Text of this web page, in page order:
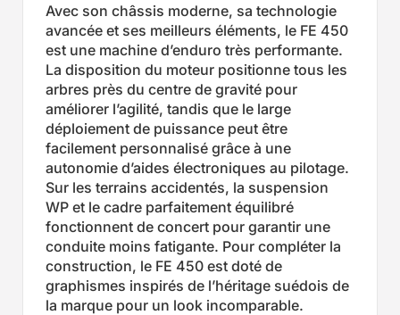
Avec son châssis moderne, sa technologie
avancée et ses meilleurs éléments, le FE 450
est une machine d’enduro très performante.
La disposition du moteur positionne tous les
arbres près du centre de gravité pour
améliorer l’agilité, tandis que le large
déploiement de puissance peut être
facilement personnalisé grâce à une
autonomie d’aides électroniques au pilotage.
Sur les terrains accidentés, la suspension
WP et le cadre parfaitement équilibré
fonctionnent de concert pour garantir une
conduite moins fatigante. Pour compléter la
construction, le FE 450 est doté de
graphismes inspirés de l’héritage suédois de
la marque pour un look incomparable.